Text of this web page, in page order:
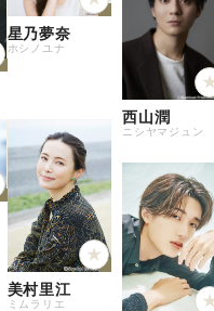
星乃夢奈
ホシノユナ
美村里江
ミムラリエ
西山潤
ニシヤマジュン